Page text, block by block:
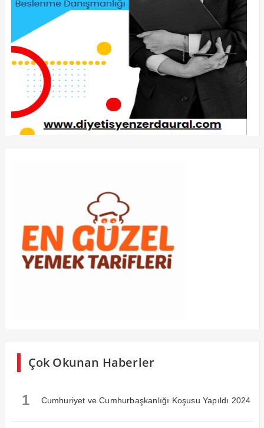
Çok Okunan Haberler
1 Cumhuriyet ve Cumhurbaşkanlığı Koşusu Yapıldı 2024